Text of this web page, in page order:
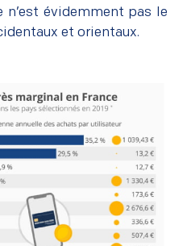
évidemment pas le
et orientaux.